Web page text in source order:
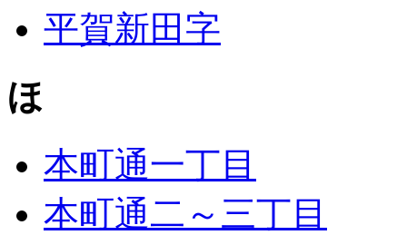
平賀新田字
ほ
本町通一丁目
本町通二～三丁目